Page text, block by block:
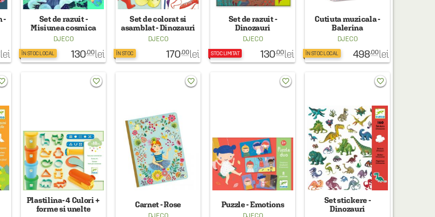
-
lei
Set de razuit -
Misiunea cosmica
DJECO
ÎN STOC LOCAL 130.00 lei
Set de colorat si
asamblat - Dinozauri
in miscare
DJECO
ÎN STOC 170.00 lei
Set de razuit -
Dinozauri
DJECO
STOC LIMITAT 130.00 lei
Cutiuta muzicala -
Balerina
DJECO
ÎN STOC LOCAL 498.00 lei
Plastilina- 4 Culori +
forme si unelte
favorite_border
Carnet - Rose
favorite_border
Puzzle - Emotions
favorite_border
Set stickere -
Dinozauri
favorite_border